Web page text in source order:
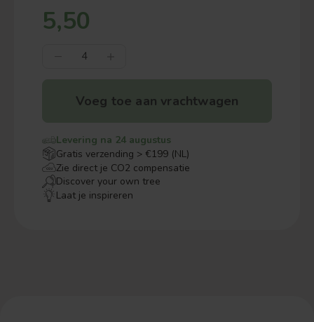
5,50
Voeg toe aan vrachtwagen
Levering na 24 augustus
Gratis verzending > €199 (NL)
Zie direct je CO2 compensatie
Discover your own tree
Laat je inspireren